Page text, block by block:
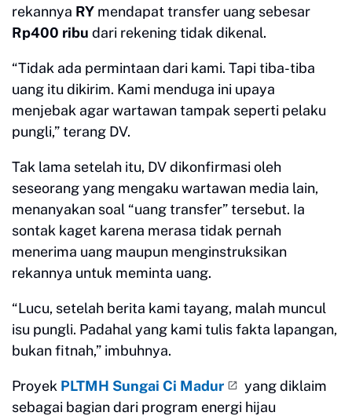
rekannya RY mendapat transfer uang sebesar
Rp400 ribu dari rekening tidak dikenal.
“Tidak ada permintaan dari kami. Tapi tiba-tiba
uang itu dikirim. Kami menduga ini upaya
menjebak agar wartawan tampak seperti pelaku
pungli,” terang DV.
Tak lama setelah itu, DV dikonfirmasi oleh
seseorang yang mengaku wartawan media lain,
menanyakan soal “uang transfer” tersebut. Ia
sontak kaget karena merasa tidak pernah
menerima uang maupun menginstruksikan
rekannya untuk meminta uang.
“Lucu, setelah berita kami tayang, malah muncul
isu pungli. Padahal yang kami tulis fakta lapangan,
bukan fitnah,” imbuhnya.
Proyek PLTMH Sungai Ci Madur
yang diklaim
sebagai bagian dari program energi hijau